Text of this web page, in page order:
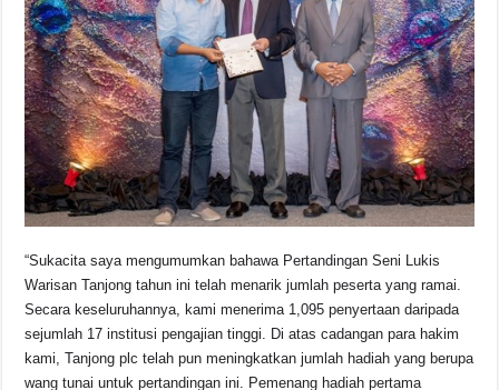
“Sukacita saya mengumumkan bahawa Pertandingan Seni Lukis
Warisan Tanjong tahun ini telah menarik jumlah peserta yang ramai.
Secara keseluruhannya, kami menerima 1,095 penyertaan daripada
sejumlah 17 institusi pengajian tinggi. Di atas cadangan para hakim
kami, Tanjong plc telah pun meningkatkan jumlah hadiah yang berupa
wang tunai untuk pertandingan ini. Pemenang hadiah pertama